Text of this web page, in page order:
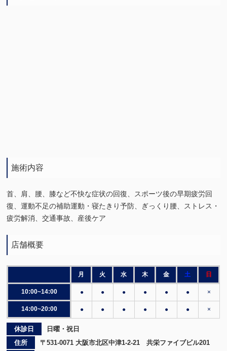
施術内容
首、肩、腰、膝など不快な症状の回復、スポーツ後の早期疲労回
復、運動不足の補助運動・寝たきり予防、ぎっくり腰、ストレス・
疲労解消、交通事故、産後ケア
店舗概要
月 火 水 木 金 土 日
10:00~14:00 ● ● ● ● ● ● ×
14:00~20:00 ● ● ● ● ● ● ×
休診日
日曜・祝日
住所
〒531-0071 大阪市北区中津1-2-21 共栄ファイブビル201